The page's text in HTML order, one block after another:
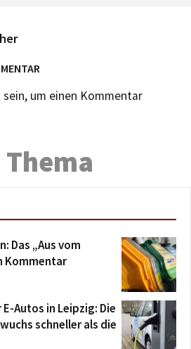
sein, um einen Kommentar
Das „Aus vom
Kommentar
Autos in Leipzig: Die
schneller als die